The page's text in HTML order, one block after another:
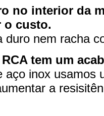
no interior da
o custo.
duro nem racha
tem um
aço inox usamos
a